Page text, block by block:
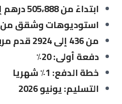
ابتداءً من 505،888 درهم إماراتي
استوديوهات وشقق من 1 \ 2 \ 3 غرف نوم
من 436 إلى 2924 قدم مربع
دفعة أولى: 20٪
خطة الدفع: 1٪ شهريا
التسليم: يونيو 2026